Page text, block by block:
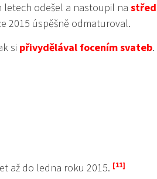
letech odešel a nastoupil na
2015 úspěšně odmaturoval.
si přivydělával focením svateb.
až do ledna roku 2015.